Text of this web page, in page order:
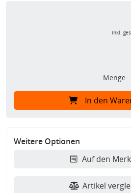
inkl.
Menge:
In den
Weitere Optionen
Auf den
Artikel